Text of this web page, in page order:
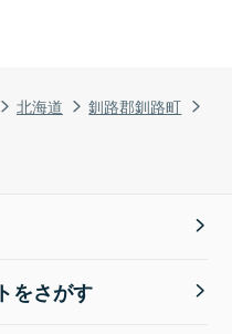
北海道
釧路郡釧路町
をさがす